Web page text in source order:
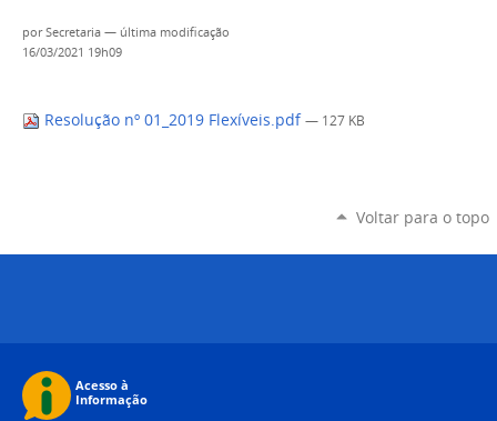
porSecretaria — última modificação
16/03/2021 19h09
Resolução nº 01_2019 Flexíveis.pdf — 127 KB
Voltar para o topo